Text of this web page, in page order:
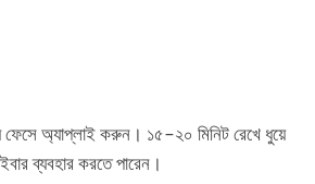
ফেসে অ্যাপ্লাই করুন। ১৫–২০ মিনিট রেখে ধুয়ে
ব্যবহার করতে পারেন।